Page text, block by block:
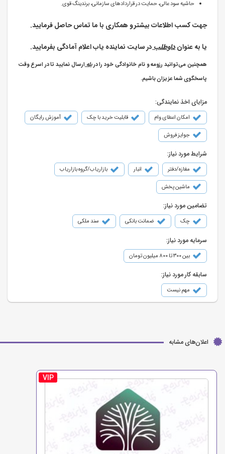
حاشیه سود عالی، حمایت در قراردادهای سازمانی، برندینگ قوی.
جهت کسب اطلاعات بیشتر و همکاری با ما تماس حاصل فرمایید.
یا به عنوانداوطلبدر سایت نماینده یاب اعلام آمادگی بفرمایید.
همچنین می‌توانید رزومه و نام خانوادگی خود را دربلهارسال نمایید تا در اسرع وقت
پاسخگوی شما عزیزان باشیم.
مزایای اخذ نمایندگی:
امکان اعطای وام قابلیت خرید با چک آموزش رایگان
جوایز فروش
شرایط مورد نیاز:
مغازه/دفتر انبار بازاریاب/گروه بازاریاب
ماشین پخش
تضامین مورد نیاز:
چک ضمانت بانکی سند ملکی
سرمایه مورد نیاز:
بین ۳۰۰ تا ۸۰۰ میلیون تومان
سابقه کار مورد نیاز:
مهم نیست
اعلان‌های مشابه
VIP